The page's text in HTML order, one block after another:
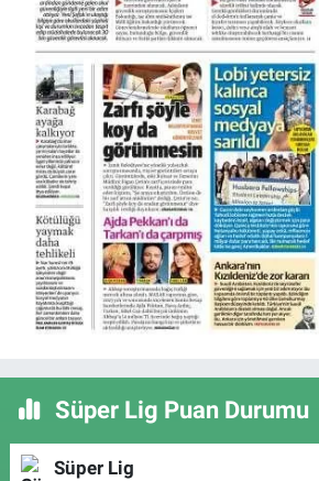
Süper Lig Puan Durumu
Süper Lig